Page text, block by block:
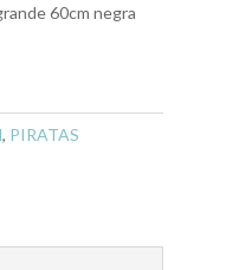
60cm negra
, PIRATAS